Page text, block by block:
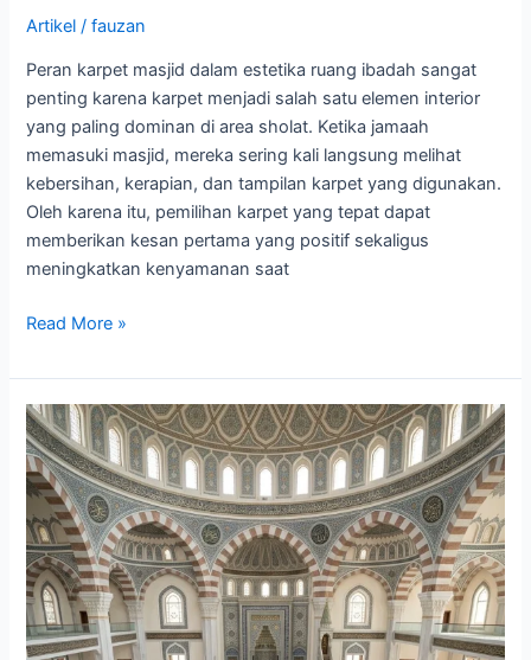
Artikel /fauzan
Peran karpet masjid dalam estetika ruang ibadah sangat
penting karena karpet menjadi salah satu elemen interior
yang paling dominan di area sholat. Ketika jamaah
memasuki masjid, mereka sering kali langsung melihat
kebersihan, kerapian, dan tampilan karpet yang digunakan.
Oleh karena itu, pemilihan karpet yang tepat dapat
memberikan kesan pertama yang positif sekaligus
meningkatkan kenyamanan saat
Read More »
Karpet
Masjid
Custom
untuk
Masjid:
Apa
yang
Harus
Diperhatikan?